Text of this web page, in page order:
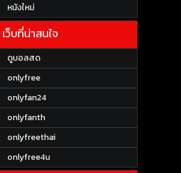
หนังใหม่
เว็บที่น่าสนใจ
ดูบอลสด
onlyfree
onlyfan24
onlyfanth
onlyfreethai
onlyfree4u